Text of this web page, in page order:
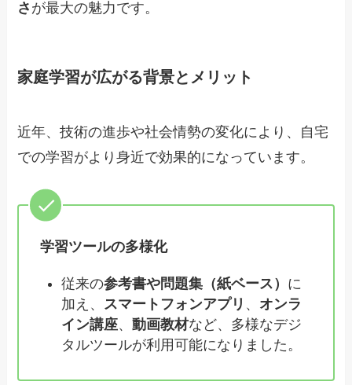
さ が最大の魅力です。
家庭学習が広がる背景とメリット
近年、技術の進歩や社会情勢の変化により、自宅
での学習がより身近で効果的になっています。
学習ツールの多様化
従来の参考書や問題集（紙ベース） に
加え、 スマートフォンアプリ 、 オンラ
イン講座、動画教材など、多様なデジ
タルツールが利用可能になりました。